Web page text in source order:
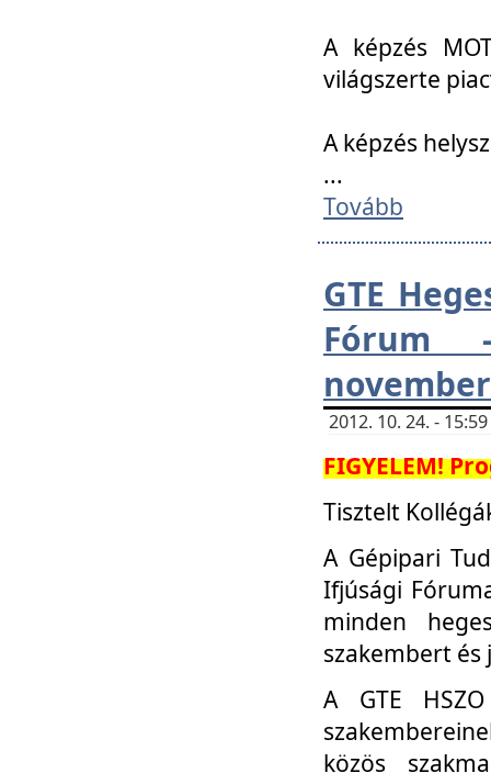
A képzés
világszerte
A képzés
...
Tovább
GTE
Fórum
2012. 10. 24. -
FIGYELEM!
Tisztelt
A Gépipari
Ifjúsági
minden
szakembert
A GTE
közös